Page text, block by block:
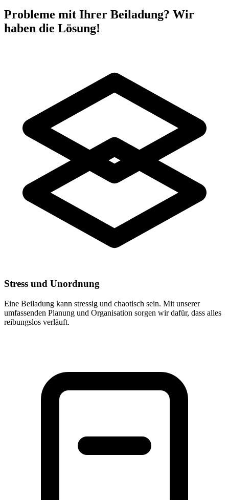
Probleme mit Ihrer Beiladung? Wir
haben die Lösung!
Stress und Unordnung
Eine Beiladung kann stressig und chaotisch sein. Mit unserer
umfassenden Planung und Organisation sorgen wir dafür, dass alles
reibungslos verläuft.